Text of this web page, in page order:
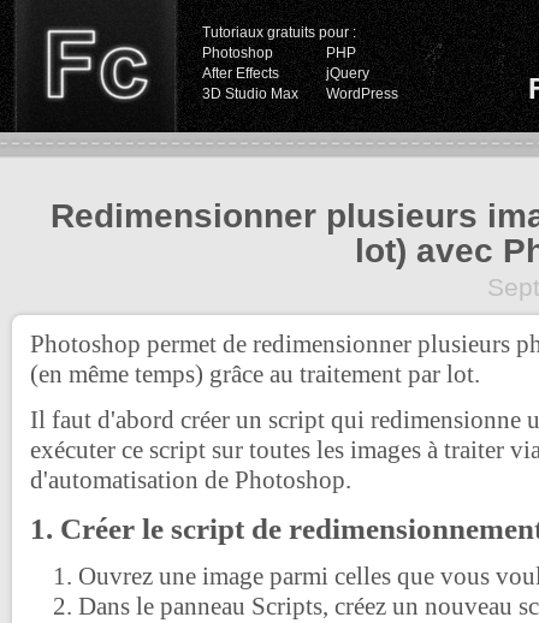
Tutoriaux gratuits pour :
Photoshop
PHP
After Effects
jQuery
3D Studio Max
WordPress
Redimensionner plusieurs
lot) avec
Photoshop permet de redimensionner plusieurs
(en même temps) grâce au traitement par lot.
Il faut d'abord créer un script qui redimensionne
exécuter ce script sur toutes les images à traiter
d'automatisation de Photoshop.
1. Créer le script de
Ouvrez une image parmi celles que vous
Dans le panneau Scripts, créez un nouveau